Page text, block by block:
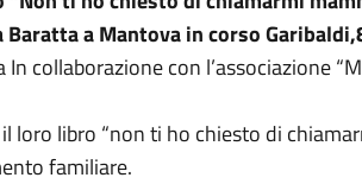
a Mantova in corso
collaborazione con l’associazione
loro libro “non ti ho chiesto di
familiare.